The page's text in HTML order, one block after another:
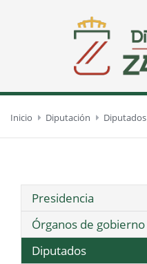
Inicio Diputación Diputados
Presidencia
Órganos de gobierno
Diputados